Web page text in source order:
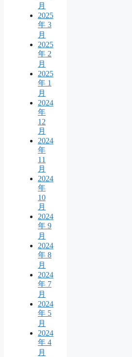
月
2025
年 3
月
2025
年 2
月
2025
年 1
月
2024
年
12
月
2024
年
11
月
2024
年
10
月
2024
年 9
月
2024
年 8
月
2024
年 7
月
2024
年 5
月
2024
年 4
月